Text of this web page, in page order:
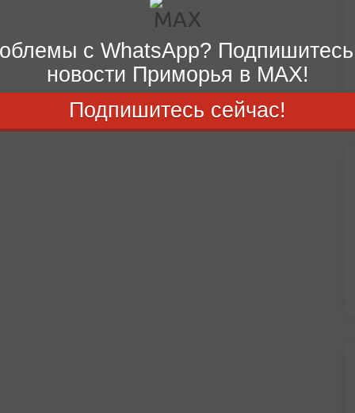
с WhatsApp?
новости Приморья в MAX!
Подпишитесь сейчас!